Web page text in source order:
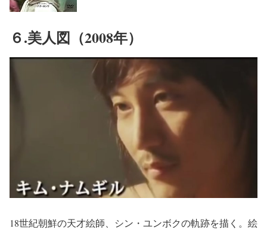
６.美人図（2008年）
18世紀朝鮮の天才絵師、シン・ユンボクの軌跡を描く。絵